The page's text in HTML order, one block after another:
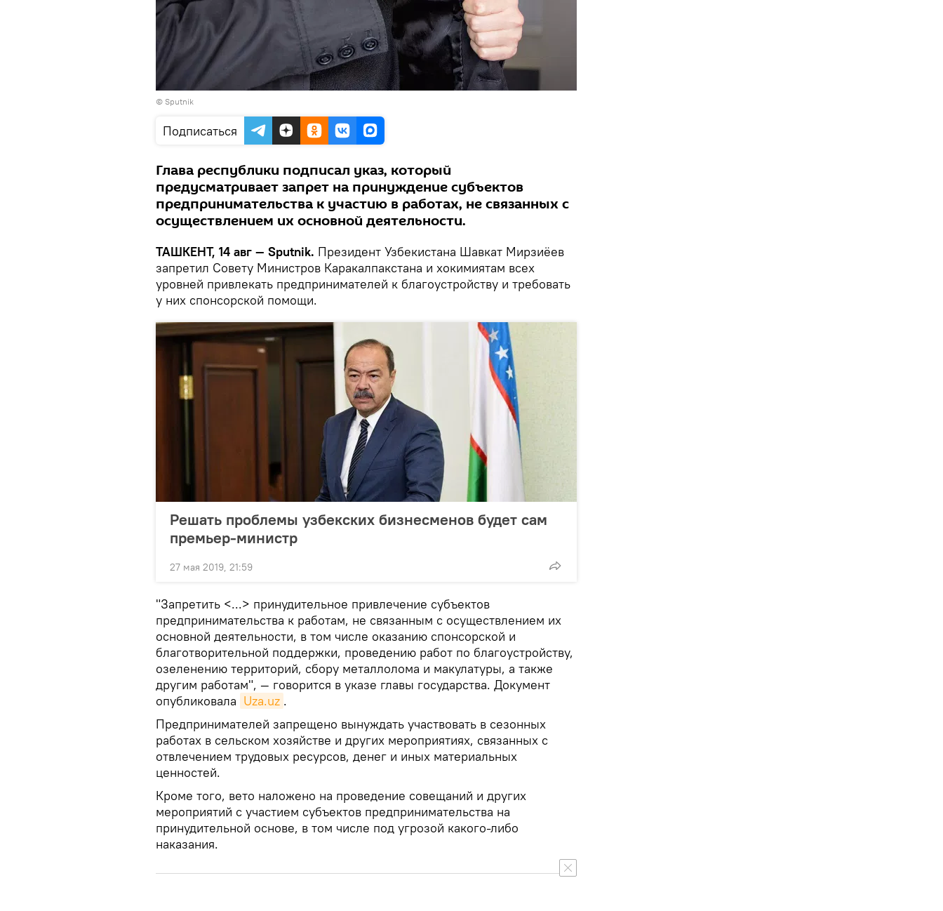
© Sputnik
Подписаться
Глава республики подписал указ, который
предусматривает запрет на принуждение субъектов
предпринимательства к участию в работах, не связанных с
осуществлением их основной деятельности.
ТАШКЕНТ, 14 авг — Sputnik. Президент Узбекистана Шавкат Мирзиёев
запретил Совету Министров Каракалпакстана и хокимиятам всех
уровней привлекать предпринимателей к благоустройству и требовать
у них спонсорской помощи.
Решать проблемы узбекских бизнесменов будет сам
премьер-министр
27 мая 2019, 21:59
"Запретить <...> принудительное привлечение субъектов
предпринимательства к работам, не связанным с осуществлением их
основной деятельности, в том числе оказанию спонсорской и
благотворительной поддержки, проведению работ по благоустройству,
озеленению территорий, сбору металлолома и макулатуры, а также
другим работам", — говорится в указе главы государства. Документ
опубликовала Uza.uz .
Предпринимателей запрещено вынуждать участвовать в сезонных
работах в сельском хозяйстве и других мероприятиях, связанных с
отвлечением трудовых ресурсов, денег и иных материальных
ценностей.
Кроме того, вето наложено на проведение совещаний и других
мероприятий с участием субъектов предпринимательства на
принудительной основе, в том числе под угрозой какого-либо
наказания.